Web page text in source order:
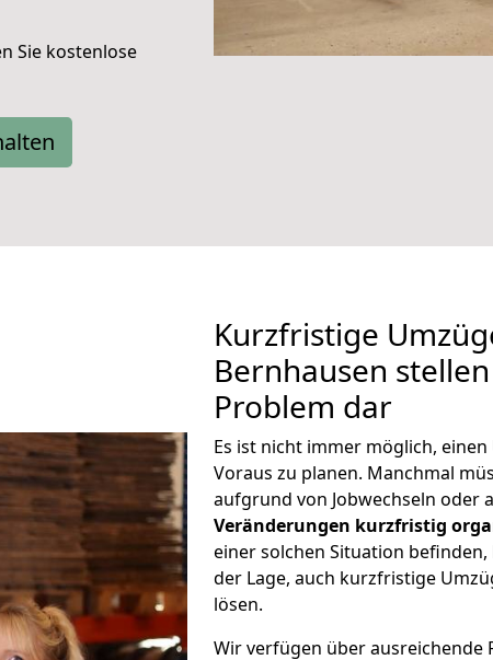
Sie kostenlose
Kurzfristige
Bernhausen
Problem dar
Es ist nicht immer möglich,
Voraus zu planen. Manchmal
aufgrund von Jobwechseln oder
Veränderungen kurzfristig
einer solchen Situation
der Lage, auch kurzfristige
lösen.
Wir verfügen über ausreichende